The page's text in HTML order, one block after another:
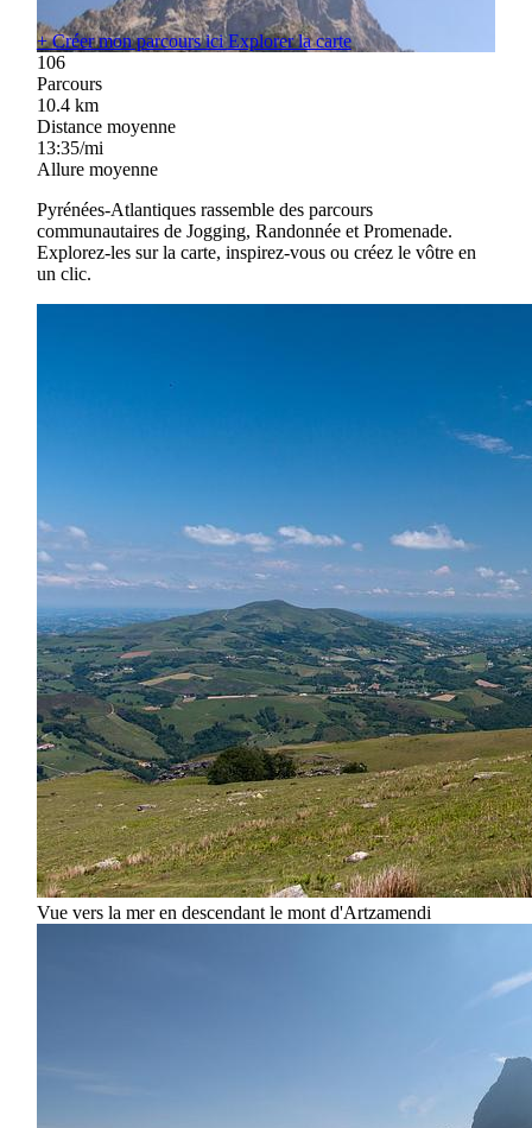
+Créer mon parcours iciExplorer la carte
106
Parcours
10.4 km
Distance moyenne
13:35/mi
Allure moyenne
Pyrénées-Atlantiques rassemble des parcours
communautaires de Jogging, Randonnée et Promenade.
Explorez-les sur la carte, inspirez-vous ou créez le vôtre en
un clic.
Vue vers la mer en descendant le mont d'Artzamendi